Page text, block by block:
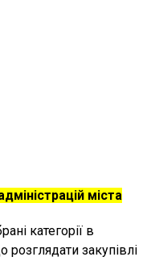
міста
категорії в
розглядати закупівлі